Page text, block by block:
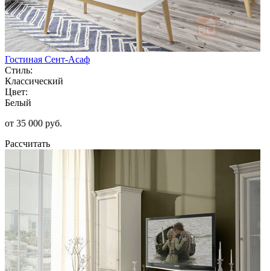
Гостиная Сент-Асаф
Стиль:
Классический
Цвет:
Белый
от 35 000 руб.
Рассчитать